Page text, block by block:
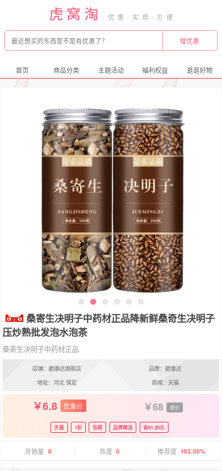
虎窝淘
首页 商品分类 主题活动 福利权益 逛逛好物
桑寄生决明子中药材正品降新鲜桑奇生决明子
压炒熟批发泡水泡茶
桑寄生决明子中药材正品
店铺：碧康达旗舰店
品牌：碧康达
地址：河北 保定
商城：天猫
6.8 优惠价 68 原价
天猫 1折 包邮 品牌精选 省61.20元
月销量 0 热度 0 推荐度 103.00%